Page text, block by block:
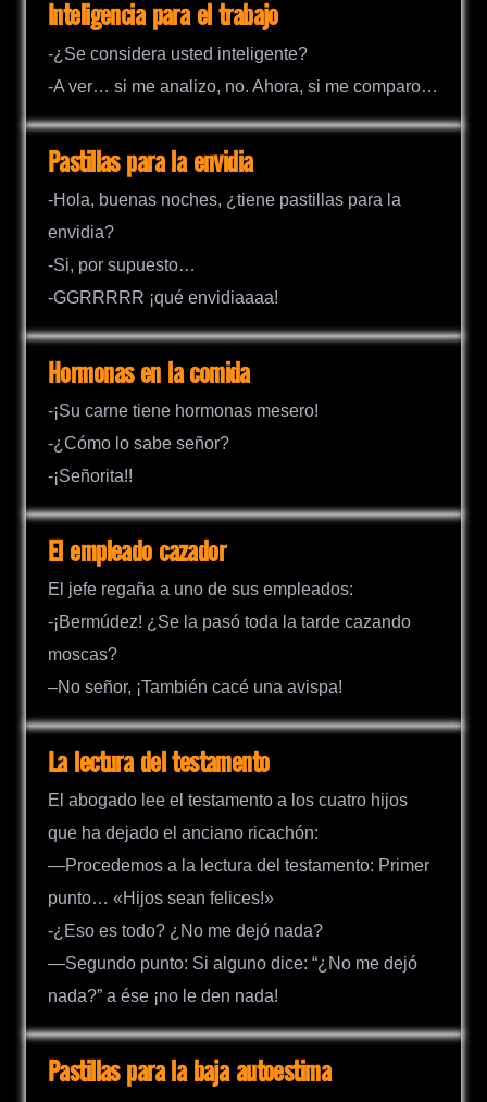
Inteligencia para el trabajo
-¿Se considera usted inteligente?
-A ver… si me analizo, no. Ahora, si me comparo…
Pastillas para la envidia
-Hola, buenas noches, ¿tiene pastillas para la
envidia?
-Si, por supuesto…
-GGRRRRR ¡qué envidiaaaa!
Hormonas en la comida
-¡Su carne tiene hormonas mesero!
-¿Cómo lo sabe señor?
-¡Señorita!!
El empleado cazador
El jefe regaña a uno de sus empleados:
-¡Bermúdez! ¿Se la pasó toda la tarde cazando
moscas?
–No señor, ¡También cacé una avispa!
La lectura del testamento
El abogado lee el testamento a los cuatro hijos
que ha dejado el anciano ricachón:
—Procedemos a la lectura del testamento: Primer
punto… «Hijos sean felices!»
-¿Eso es todo? ¿No me dejó nada?
—Segundo punto: Si alguno dice: “¿No me dejó
nada?” a ése ¡no le den nada!
Pastillas para la baja autoestima